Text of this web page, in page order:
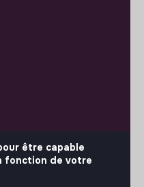
être capable
fonction de votre